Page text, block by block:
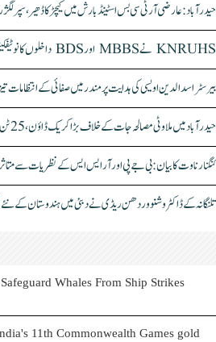
حیدرآباد: عارضی آر ٹی سی بس اسٹینڈ بارش میں کیچڑ کا ڈھیر، سپر
KNRUHS نے MBBS اور BDS داخلوں کا نوٹیفکیشن جاری کر دیا
بیرسٹر اسدالدین اویسی کی ہدایت پر مندر میں صفائی کے انتظامات
حیدرآباد میں ملاوٹی مصالحہ جات کے خلاف بڑا کریک ڈاؤن، 25 ٹن سے زائد مصالحے ضبط، 3 گرفتار
کنگنا رناوت کا بیان: بی جے پی اور آر ایس ایس کے نظریات سے
تلنگانہ کے ڈاکٹر وشنو وردھن ریڈی نے دبئی میں ہندوستان کے نئے
Whales From Ship Strikes
11th Commonwealth Games gold